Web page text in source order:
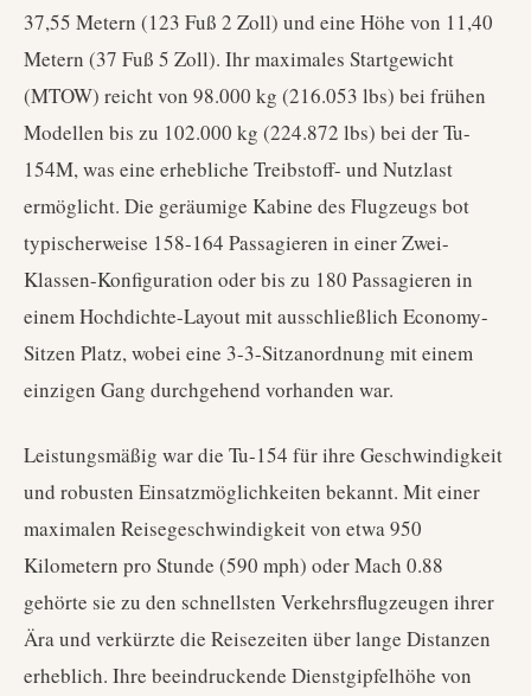
37,55 Metern (123 Fuß 2 Zoll) und eine Höhe von 11,40
Metern (37 Fuß 5 Zoll). Ihr maximales Startgewicht
(MTOW) reicht von 98.000 kg (216.053 lbs) bei frühen
Modellen bis zu 102.000 kg (224.872 lbs) bei der Tu-
154M, was eine erhebliche Treibstoff- und Nutzlast
ermöglicht. Die geräumige Kabine des Flugzeugs bot
typischerweise 158-164 Passagieren in einer Zwei-
Klassen-Konfiguration oder bis zu 180 Passagieren in
einem Hochdichte-Layout mit ausschließlich Economy-
Sitzen Platz, wobei eine 3-3-Sitzanordnung mit einem
einzigen Gang durchgehend vorhanden war.
Leistungsmäßig war die Tu-154 für ihre Geschwindigkeit
und robusten Einsatzmöglichkeiten bekannt. Mit einer
maximalen Reisegeschwindigkeit von etwa 950
Kilometern pro Stunde (590 mph) oder Mach 0.88
gehörte sie zu den schnellsten Verkehrsflugzeugen ihrer
Ära und verkürzte die Reisezeiten über lange Distanzen
erheblich. Ihre beeindruckende Dienstgipfelhöhe von